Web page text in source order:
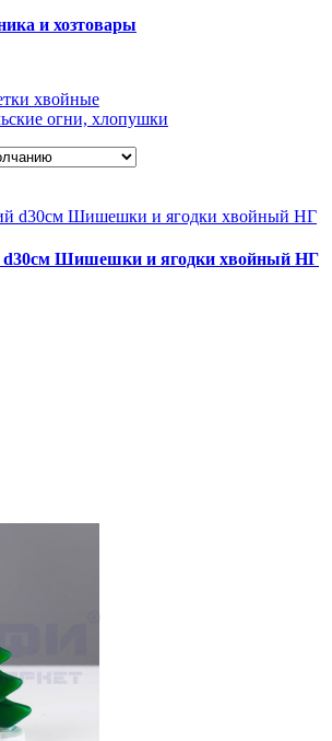
и хозтовары
хвойные
огни, хлопушки
d30см Шишешки и ягодки хвойный НГ